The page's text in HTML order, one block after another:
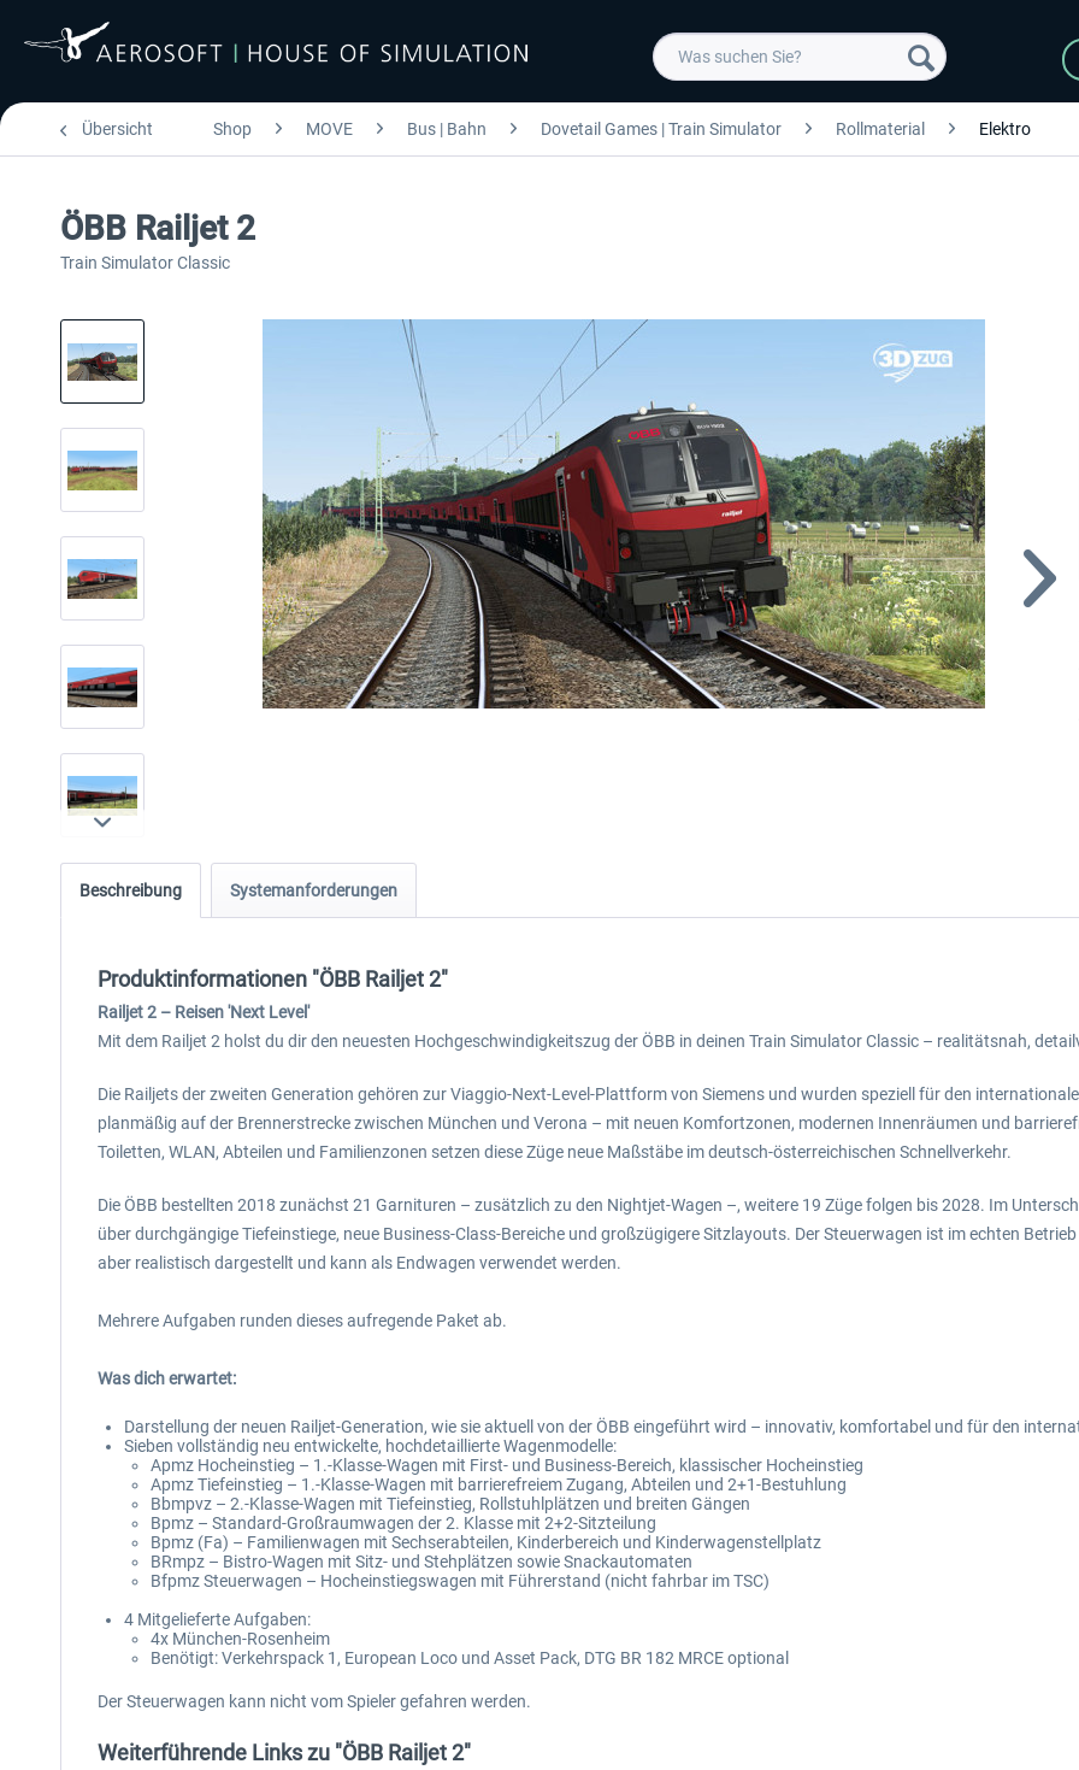
Übersicht Shop MOVE Bus | Bahn Dovetail Games | Train Simulator Rollmaterial Elektro
ÖBB Railjet 2
Train Simulator Classic
Beschreibung Systemanforderungen
Produktinformationen "ÖBB Railjet 2"
Railjet 2 – Reisen 'Next Level'
Mit dem Railjet 2 holst du dir den neuesten Hochgeschwindigkeitszug der ÖBB in deinen Train Simulator Classic – realitätsnah,
Die Railjets der zweiten Generation gehören zur Viaggio-Next-Level-Plattform von Siemens und wurden speziell für den
planmäßig auf der Brennerstrecke zwischen München und Verona – mit neuen Komfortzonen, modernen Innenräumen und
Toiletten, WLAN, Abteilen und Familienzonen setzen diese Züge neue Maßstäbe im deutsch-österreichischen Schnellverkehr.
Die ÖBB bestellten 2018 zunächst 21 Garnituren – zusätzlich zu den Nightjet-Wagen –, weitere 19 Züge folgen bis 2028. Im
über durchgängige Tiefeinstiege, neue Business-Class-Bereiche und großzügigere Sitzlayouts. Der Steuerwagen ist im echten
aber realistisch dargestellt und kann als Endwagen verwendet werden.
Mehrere Aufgaben runden dieses aufregende Paket ab.
Was dich erwartet:
Darstellung der neuen Railjet-Generation, wie sie aktuell von der ÖBB eingeführt wird – innovativ, komfortabel und für den
Sieben vollständig neu entwickelte, hochdetaillierte Wagenmodelle:
Apmz Hocheinstieg – 1.-Klasse-Wagen mit First- und Business-Bereich, klassischer Hocheinstieg
Apmz Tiefeinstieg – 1.-Klasse-Wagen mit barrierefreiem Zugang, Abteilen und 2+1-Bestuhlung
Bbmpvz – 2.-Klasse-Wagen mit Tiefeinstieg, Rollstuhlplätzen und breiten Gängen
Bpmz – Standard-Großraumwagen der 2. Klasse mit 2+2-Sitzteilung
Bpmz (Fa) – Familienwagen mit Sechserabteilen, Kinderbereich und Kinderwagenstellplatz
BRmpz – Bistro-Wagen mit Sitz- und Stehplätzen sowie Snackautomaten
Bfpmz Steuerwagen – Hocheinstiegswagen mit Führerstand (nicht fahrbar im TSC)
4 Mitgelieferte Aufgaben:
4x München-Rosenheim
Benötigt: Verkehrspack 1, European Loco und Asset Pack, DTG BR 182 MRCE optional
Der Steuerwagen kann nicht vom Spieler gefahren werden.
Weiterführende Links zu "ÖBB Railjet 2"